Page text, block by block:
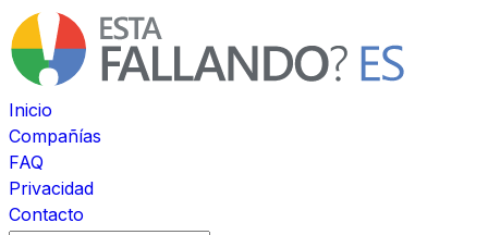
Inicio
Compañías
FAQ
Privacidad
Contacto